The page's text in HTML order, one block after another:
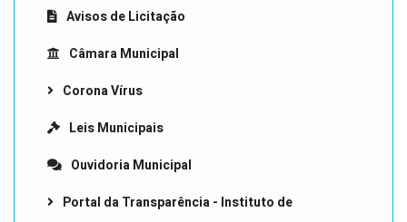
Avisos de Licitação
Câmara Municipal
Corona Vírus
Leis Municipais
Ouvidoria Municipal
Portal da Transparência - Instituto de